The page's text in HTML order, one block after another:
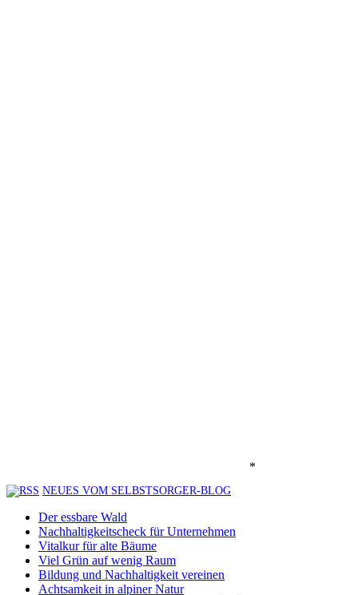
*
NEUES VOM SELBSTSORGER-BLOG
Der essbare Wald
Nachhaltigkeitscheck für Unternehmen
Vitalkur für alte Bäume
Viel Grün auf wenig Raum
Bildung und Nachhaltigkeit vereinen
Achtsamkeit in alpiner Natur